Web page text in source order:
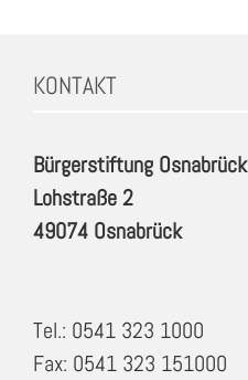
KONTAKT
Bürgerstiftung Osnabrück
Lohstraße 2
49074 Osnabrück
Tel.: 0541 323 1000
Fax: 0541 323 151000